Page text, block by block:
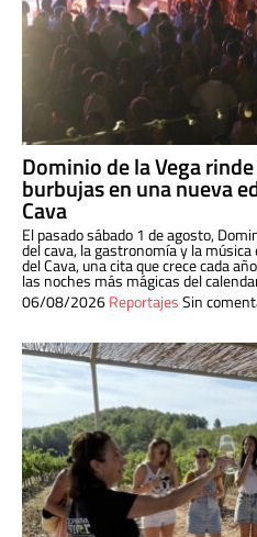
Dominio de la Vega
burbujas en una nueva
Cava
El pasado sábado 1 de agosto,
del cava, la gastronomía y la
del Cava, una cita que crece cada
las noches más mágicas del
06/08/2026ReportajesSin